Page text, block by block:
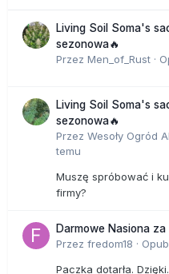
Living Soil Soma's
sezonowa🔥
Przez Men_of_Rust ·
Living Soil Soma's
sezonowa🔥
Przez Wesoły Ogród
temu
Muszę spróbować i
firmy?
Darmowe Nasiona
Przez fredom18 ·
Paczka dotarła.